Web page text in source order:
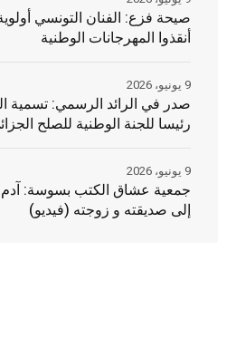
صيحة فزع: الفنان التونسي
أنقذوا المهرجانات الوطنية
صدر في الرائد الرسمي:
رئيسا للجنة الوطنية للصلح
9 يونيو، 2026
جمعية عشاق الكتب بسوسة:
إلى صديقته و زوجته (فيديو)
9 يونيو، 2026